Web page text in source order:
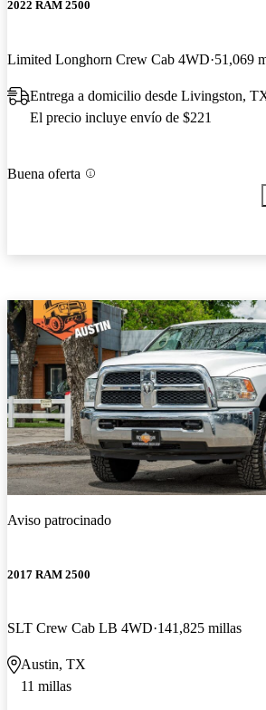
2022 RAM 2500
Limited Longhorn Crew Cab 4WD 51,069
Entrega a domicilio desde Livingston,
El precio incluye envío de $221
Buena oferta
Aviso patrocinado
2017 RAM 2500
SLT Crew Cab LB 4WD 141,825 millas
Austin, TX
11 millas